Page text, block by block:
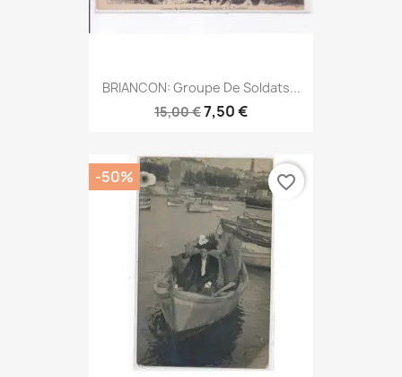
BRIANCON: Groupe De Soldats...
15,00 €7,50 €
-50% favorite_border